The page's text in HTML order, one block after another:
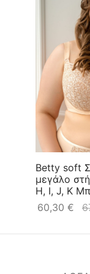
Betty soft
μεγάλο
H, I, J, K
60,30 €